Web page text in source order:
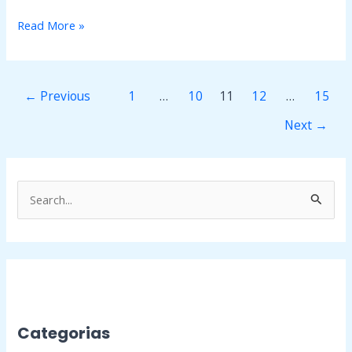
Read More »
← Previous 1 … 10 11 12 …
15
Next →
e
s
s
Categorias